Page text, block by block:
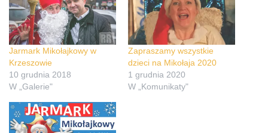
Jarmark Mikołajkowy w
Krzeszowie
10 grudnia 2018
W „Galerie"
Zapraszamy wszystkie
dzieci na Mikołaja 2020
1 grudnia 2020
W „Komunikaty"